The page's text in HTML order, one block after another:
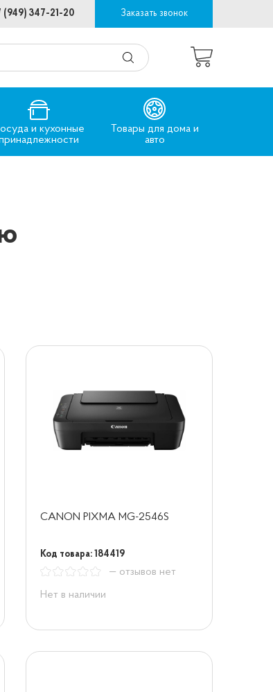
Заказать звонок
(949) 347-21-20
и кухонные
Товары для дома и
авто
CANON PIXMA MG-2546S
Код товара: 184419
— отзывов нет
Нет в наличии